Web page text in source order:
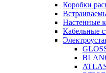
Коробки
Настенные
Кабельные